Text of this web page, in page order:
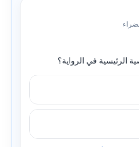
الرئيسية في الرواية؟